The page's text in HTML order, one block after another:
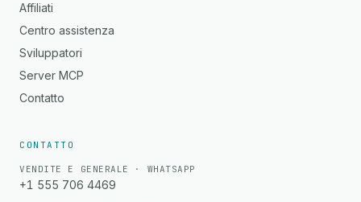
Affiliati
Centro assistenza
Sviluppatori
Server MCP
Contatto
CONTATTO
VENDITE E GENERALE · WHATSAPP
+1 555 706 4469